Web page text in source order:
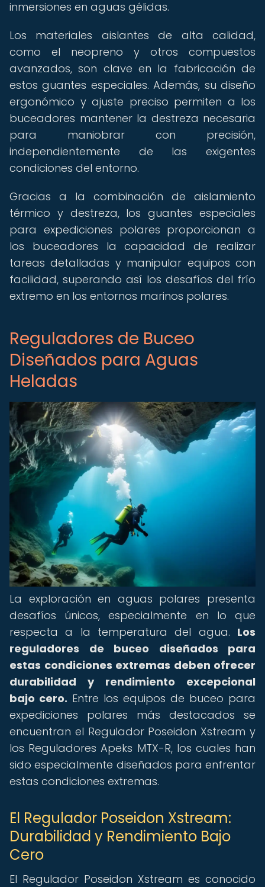
inmersiones en aguas gélidas.
Los materiales aislantes de alta calidad,
como el neopreno y otros compuestos
avanzados, son clave en la fabricación de
estos guantes especiales. Además, su diseño
ergonómico y ajuste preciso permiten a los
buceadores mantener la destreza necesaria
para maniobrar con precisión,
independientemente de las exigentes
condiciones del entorno.
Gracias a la combinación de aislamiento
térmico y destreza, los guantes especiales
para expediciones polares proporcionan a
los buceadores la capacidad de realizar
tareas detalladas y manipular equipos con
facilidad, superando así los desafíos del frío
extremo en los entornos marinos polares.
Reguladores de Buceo
Diseñados para Aguas
Heladas
La exploración en aguas polares presenta
desafíos únicos, especialmente en lo que
respecta a la temperatura del agua. Los
reguladores de buceo diseñados para
estas condiciones extremas deben ofrecer
durabilidad y rendimiento excepcional
bajo cero. Entre los equipos de buceo para
expediciones polares más destacados se
encuentran el Regulador Poseidon Xstream y
los Reguladores Apeks MTX-R, los cuales han
sido especialmente diseñados para enfrentar
estas condiciones extremas.
El Regulador Poseidon Xstream:
Durabilidad y Rendimiento Bajo
Cero
El Regulador Poseidon Xstream es conocido